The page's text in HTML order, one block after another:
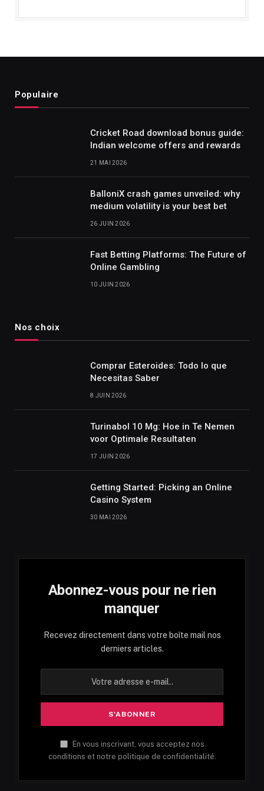
Populaire
Cricket Road download bonus guide:
Indian welcome offers and rewards
21 MAI 2026
BalloniX crash games unveiled: why
medium volatility is your best bet
26 JUIN 2026
Fast Betting Platforms: The Future of
Online Gambling
10 JUIN 2026
Nos choix
Comprar Esteroides: Todo lo que
Necesitas Saber
8 JUIN 2026
Turinabol 10 Mg: Hoe in Te Nemen
voor Optimale Resultaten
17 JUIN 2026
Getting Started: Picking an Online
Casino System
30 MAI 2026
Abonnez-vous pour ne rien
manquer
Recevez directement dans votre boîte mail nos
derniers articles.
En vous inscrivant, vous acceptez nos
conditions et notre politique de confidentialité.